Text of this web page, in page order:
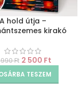
A hold útja –
kirakó
Ft 2 500 Ft
TESZEM